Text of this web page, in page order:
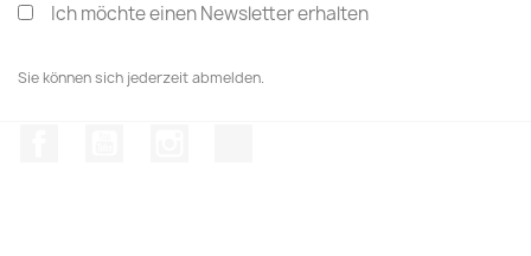
Ich möchte einen Newsletter erhalten
Sie können sich jederzeit abmelden.